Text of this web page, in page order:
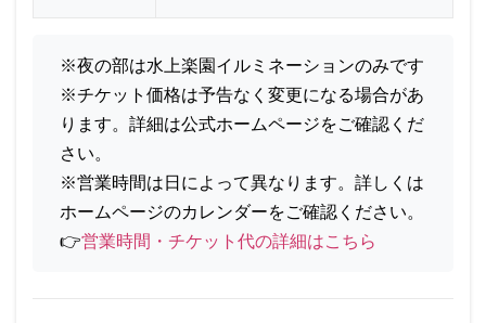
※夜の部は水上楽園イルミネーションのみです
※チケット価格は予告なく変更になる場合があ
ります。詳細は公式ホームページをご確認くだ
さい。
※営業時間は日によって異なります。詳しくは
ホームページのカレンダーをご確認ください。
👉営業時間・チケット代の詳細はこちら